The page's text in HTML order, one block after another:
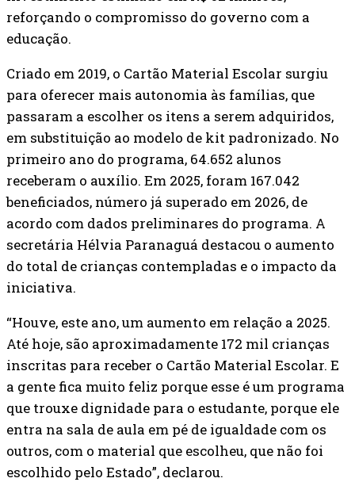
reforçando o compromisso do governo com a
educação.
Criado em 2019, o Cartão Material Escolar surgiu
para oferecer mais autonomia às famílias, que
passaram a escolher os itens a serem adquiridos,
em substituição ao modelo de kit padronizado. No
primeiro ano do programa, 64.652 alunos
receberam o auxílio. Em 2025, foram 167.042
beneficiados, número já superado em 2026, de
acordo com dados preliminares do programa. A
secretária Hélvia Paranaguá destacou o aumento
do total de crianças contempladas e o impacto da
iniciativa.
“Houve, este ano, um aumento em relação a 2025.
Até hoje, são aproximadamente 172 mil crianças
inscritas para receber o Cartão Material Escolar. E
a gente fica muito feliz porque esse é um programa
que trouxe dignidade para o estudante, porque ele
entra na sala de aula em pé de igualdade com os
outros, com o material que escolheu, que não foi
escolhido pelo Estado”, declarou.